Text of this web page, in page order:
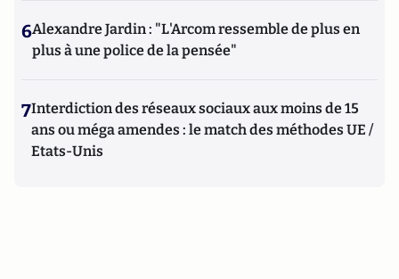
6Alexandre Jardin : "L'Arcom ressemble de plus en
plus à une police de la pensée"
7Interdiction des réseaux sociaux aux moins de 15
ans ou méga amendes : le match des méthodes UE /
Etats-Unis